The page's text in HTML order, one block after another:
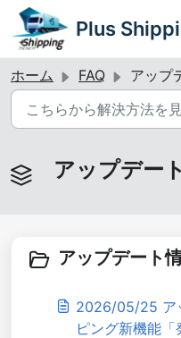
メインコンテンツに移動
ホーム FAQ アップデ
アップデー
アップデート
2026/05/25 ア
ピング新機能